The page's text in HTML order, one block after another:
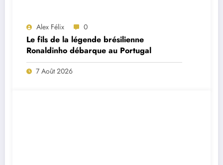
Alex Félix 0
Le fils de la légende brésilienne
Ronaldinho débarque au Portugal
7 Août 2026